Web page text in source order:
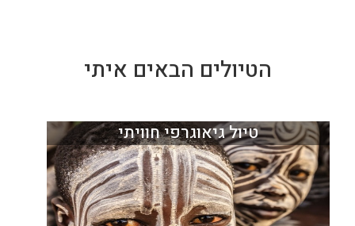
הטיולים הבאים איתי
טיול גיאוגרפי חוויתי